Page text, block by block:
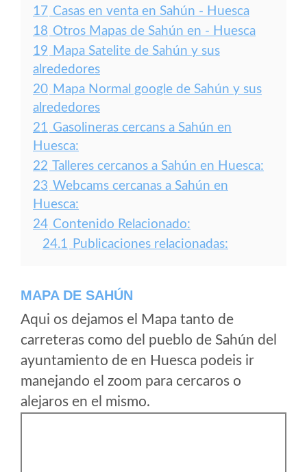
17 Casas en venta en Sahún - Huesca
18 Otros Mapas de Sahún en - Huesca
19 Mapa Satelite de Sahún y sus
alrededores
20 Mapa Normal google de Sahún y sus
alrededores
21 Gasolineras cercans a Sahún en
Huesca:
22 Talleres cercanos a Sahún en Huesca:
23 Webcams cercanas a Sahún en
Huesca:
24 Contenido Relacionado:
24.1 Publicaciones relacionadas:
MAPA DE SAHÚN
Aqui os dejamos el Mapa tanto de
carreteras como del pueblo de Sahún del
ayuntamiento de en Huesca podeis ir
manejando el zoom para cercaros o
alejaros en el mismo.